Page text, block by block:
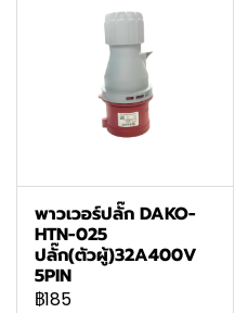
พาวเวอร์ปลั๊ก DAKO-
HTN-025
ปลั๊ก(ตัวผู้)32A400V
5PIN
฿185